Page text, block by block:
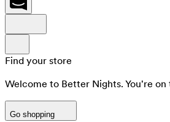
Find your store
Welcome to Better Nights. You're on
Go shopping